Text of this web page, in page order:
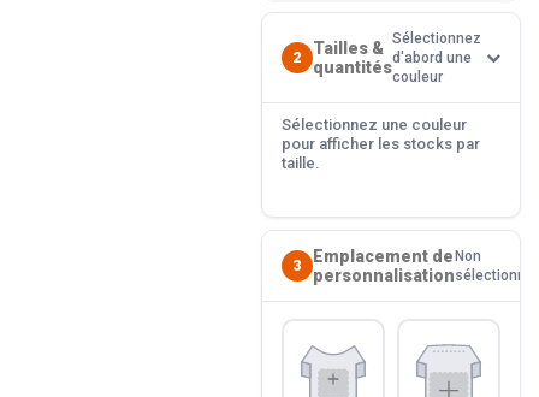
2
Tailles &
quantités
Sélectionnez
d'abord une
couleur
Sélectionnez une couleur
pour afficher les stocks par
taille.
3
Emplacement de
personnalisation
Non
sélectionné